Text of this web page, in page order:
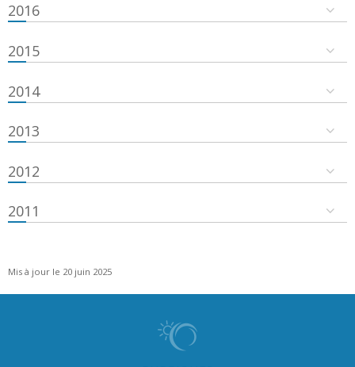
2016
2015
2014
2013
2012
2011
Mis à jour le 20 juin 2025